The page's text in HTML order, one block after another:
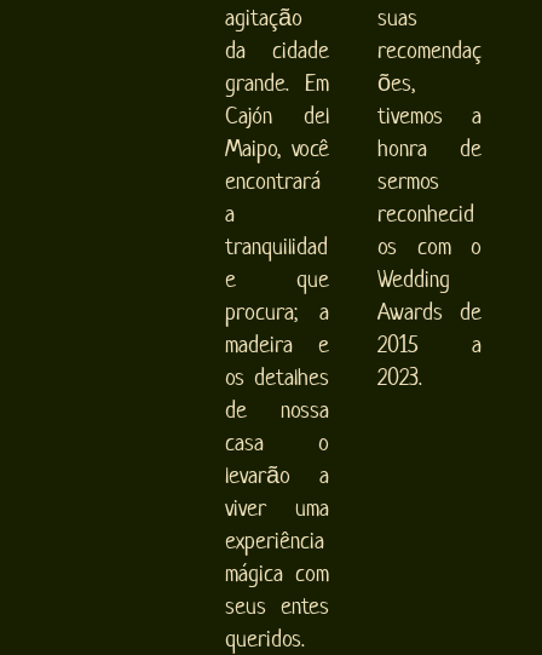
agitação
da cidade
grande. Em
Cajón del
Maipo, você
encontrará
a
tranquilidad
e que
procura; a
madeira e
os detalhes
de nossa
casa o
levarão a
viver uma
experiência
mágica com
seus entes
queridos.
suas
recomendaç
ões,
tivemos a
honra de
sermos
reconhecid
os com o
Wedding
Awards de
2015 a
2023.